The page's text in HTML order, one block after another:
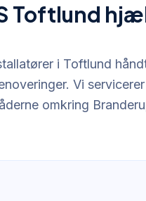
Toftlund
i Toftlund
Vi
omkring